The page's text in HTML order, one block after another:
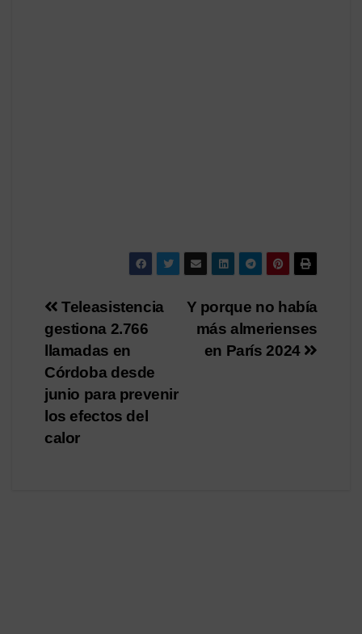
Navegación
de
entradas
Y porque no había
más almerienses
en París 2024
Teleasistencia
gestiona 2.766
llamadas en
Córdoba desde
junio para prevenir
los efectos del
calor